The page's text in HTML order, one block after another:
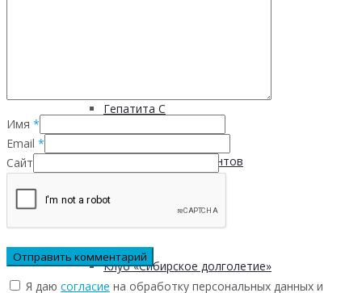
Гепатита С
Безопасность пациентов
Клуб «Сибирское долголетие»
Имя *
Email *
Сайт
Я даю согласие на обработку персональных данных и